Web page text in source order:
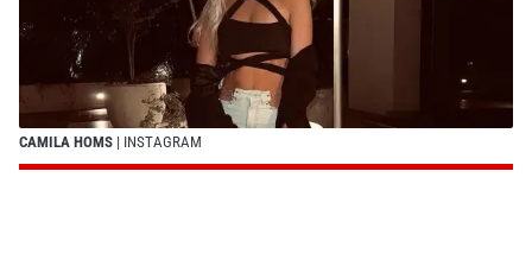
CAMILA HOMS | INSTAGRAM